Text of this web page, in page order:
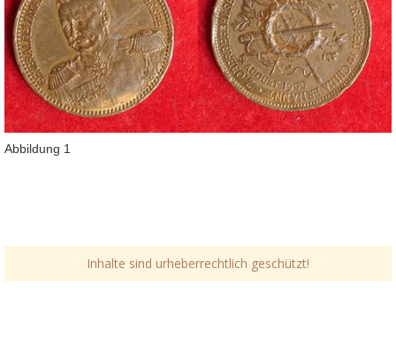
Abbildung 1
Inhalte sind urheberrechtlich geschützt!